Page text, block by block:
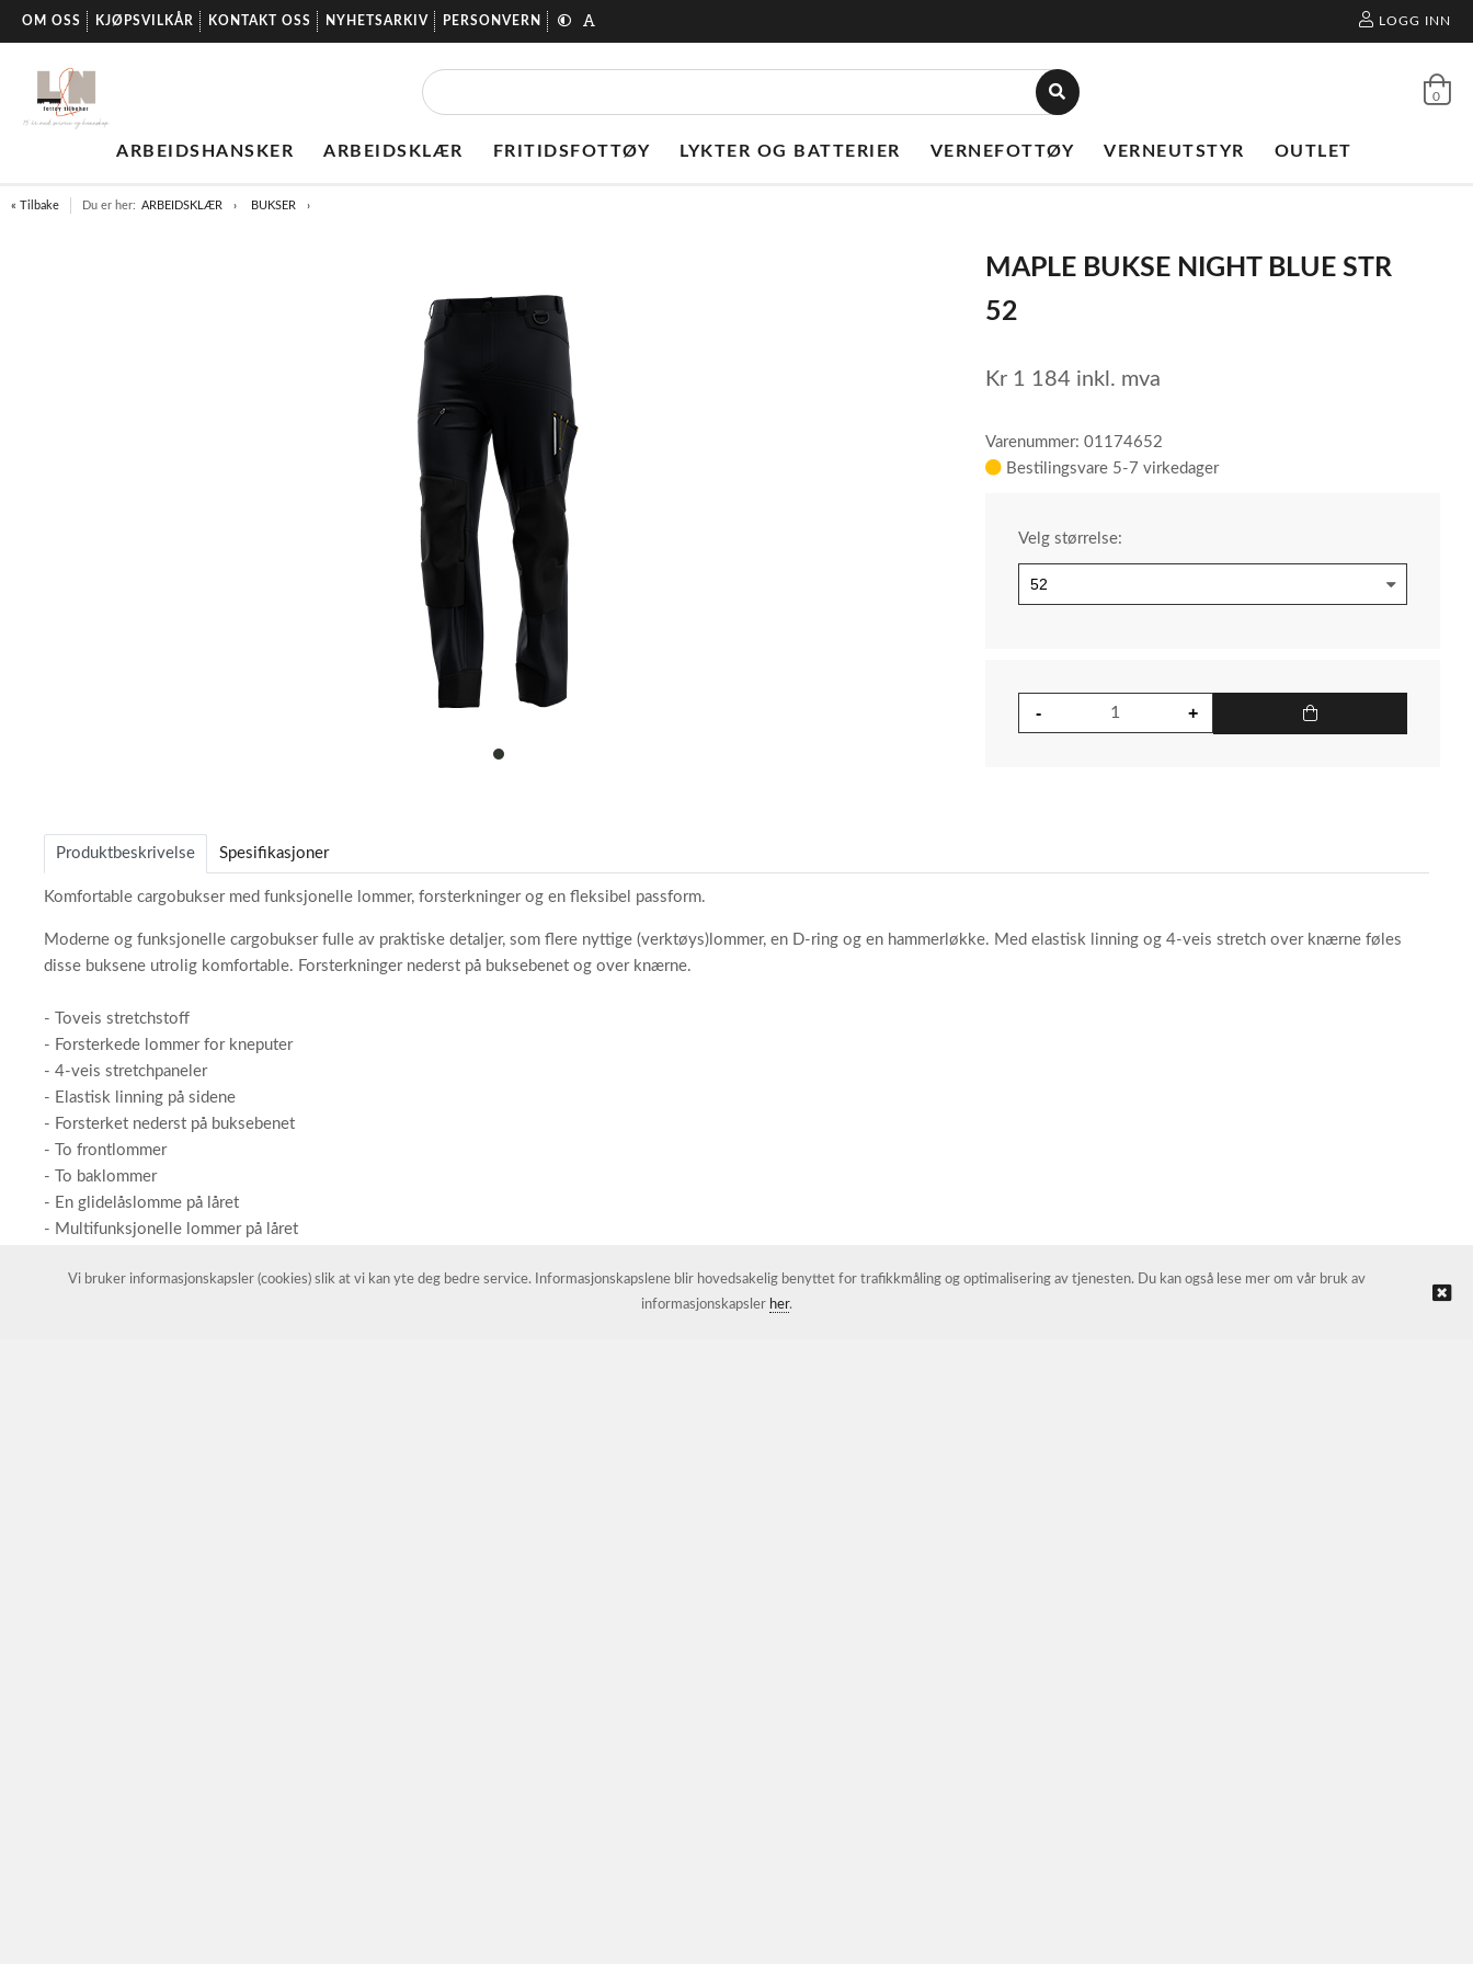
OM OSS KJØPSVILKÅR KONTAKT OSS NYHETSARKIV PERSONVERN LOGG INN
0
ARBEIDSHANSKER ARBEIDSKLÆR FRITIDSFOTTØY LYKTER OG BATTERIER VERNEFOTTØY VERNEUTSTYR OUTLET
« Tilbake Du er her: ARBEIDSKLÆR BUKSER
item
of
MAPLE BUKSE NIGHT BLUE STR
52
Kr 1 184 inkl. mva
Varenummer: 01174652
Bestilingsvare 5-7 virkedager
Velg størrelse:
Produktbeskrivelse Spesifikasjoner
Komfortable cargobukser med funksjonelle lommer, forsterkninger og en fleksibel passform.
Moderne og funksjonelle cargobukser fulle av praktiske detaljer, som flere nyttige (verktøys)lommer, en D-ring og en hammerløkke. Med elastisk linning og 4-veis stretch over knærne føles
disse buksene utrolig komfortable. Forsterkninger nederst på buksebenet og over knærne.
- Toveis stretchstoff
- Forsterkede lommer for kneputer
- 4-veis stretchpaneler
- Elastisk linning på sidene
- Forsterket nederst på buksebenet
- To frontlommer
- To baklommer
- En glidelåslomme på låret
- Multifunksjonelle lommer på låret
- Hammerløkke
Vi bruker informasjonskapsler (cookies) slik at vi kan yte deg bedre service. Informasjonskapslene blir hovedsakelig benyttet for trafikkmåling og optimalisering av tjenesten. Du kan også lese mer om vår bruk av
informasjonskapsler her.